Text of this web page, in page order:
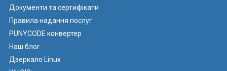
Документи та сертифікати
Правила надання послуг
PUNYCODE конвертер
Наш блог
Дзеркало Linux